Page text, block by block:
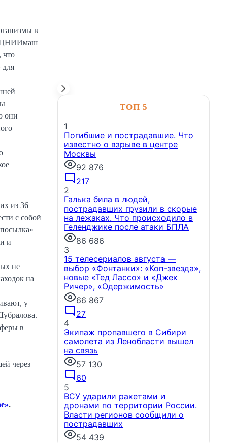
в
ЦНИИмаш
что
они
из 36
с собой
и
не
на
у
в
через
.
НОВОСТИ КОМПАНИЙ
ГК «А101» и фонд «НИКА»
объединяют усилия для защиты
животных в рамках программы
биоразнообразия
«А101» и Благотворительный фонд
помощи бездомным животным
«НИКА» заключили соглашение о
стратегическом сотрудничестве.
6 августа, 12:26
НОВОСТИ КОМПАНИЙ
Петербуржцы возвращаются к
«раскладушкам» и
«книжкам»
дисплеев перестает быть нишевым
трендом и переходит в разряд
востребованных повседневных
решений.
5 августа, 13:56
ТОП 5
1
Погибшие и пострадавшие. Что
известно о взрыве в центре
Москвы
92 876
217
2
Галька била в людей,
пострадавших грузили в скорые
на лежаках. Что происходило в
Геленджике после атаки БПЛА
86 686
3
15 телесериалов августа —
выбор «Фонтанки»: «Коп-звезда»,
новые «Тед Лассо» и «Джек
Ричер», «Одержимость»
66 867
27
4
Экипаж пропавшего в Сибири
самолета из Ленобласти вышел
на связь
57 130
60
5
ВСУ ударили ракетами и
дронами по территории России.
Власти регионов сообщили о
пострадавших
54 439